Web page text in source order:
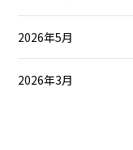
2026年5月
2026年3月